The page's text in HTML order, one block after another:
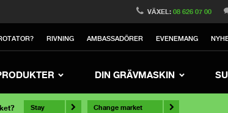
VÄXEL:08 626 07 00
RIVNING AMBASSADÖRER EVENEMANG
DIN GRÄVMASKIN
Stay Change market